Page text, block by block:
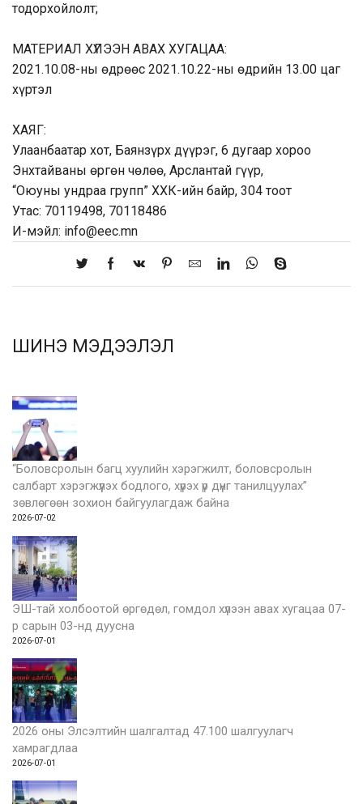
тодорхойлолт;
МАТЕРИАЛ ХҮЛЭЭН АВАХ ХУГАЦАА:
2021.10.08-ны өдрөөс 2021.10.22-ны өдрийн 13.00 цаг
хүртэл
ХАЯГ:
Улаанбаатар хот, Баянзүрх дүүрэг, 6 дугаар хороо
Энхтайваны өргөн чөлөө, Арслантай гүүр,
“Оюуны ундраа групп” ХХК-ийн байр, 304 тоот
Утас: 70119498, 70118486
И-мэйл: info@eec.mn
ШИНЭ МЭДЭЭЛЭЛ
“Боловсролын багц хуулийн хэрэгжилт, боловсролын
салбарт хэрэгжүүлэх бодлого, хүрэх үр дүнг танилцуулах”
зөвлөгөөн зохион байгуулагдаж байна
2026-07-02
ЭШ-тай холбоотой өргөдөл, гомдол хүлээн авах хугацаа 07-
р сарын 03-нд дуусна
2026-07-01
2026 оны Элсэлтийн шалгалтад 47.100 шалгуулагч
хамрагдлаа
2026-07-01